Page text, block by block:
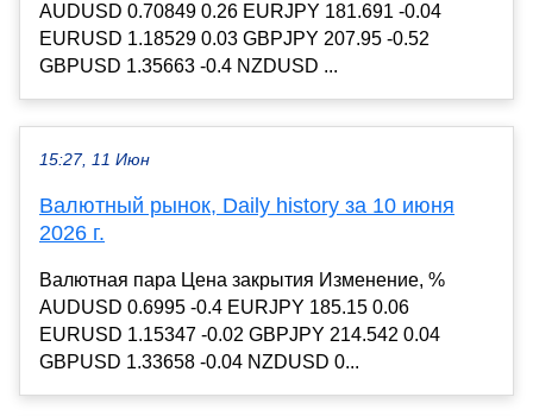
AUDUSD 0.70849 0.26 EURJPY 181.691 -0.04
EURUSD 1.18529 0.03 GBPJPY 207.95 -0.52
GBPUSD 1.35663 -0.4 NZDUSD ...
15:27, 11 Июн
Валютный рынок, Daily history за 10 июня
2026 г.
Валютная пара Цена закрытия Изменение, %
AUDUSD 0.6995 -0.4 EURJPY 185.15 0.06
EURUSD 1.15347 -0.02 GBPJPY 214.542 0.04
GBPUSD 1.33658 -0.04 NZDUSD 0...